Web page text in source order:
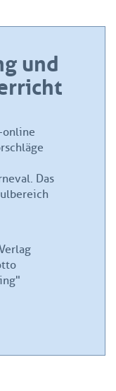
und
online
Das